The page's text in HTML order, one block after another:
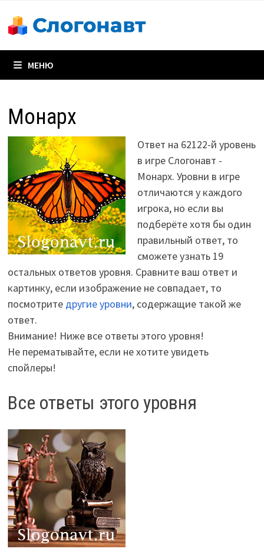
содержимому
МЕНЮ
Монарх
Ответ на 62122-й уровень
в игре Слогонавт -
Монарх. Уровни в игре
отличаются у каждого
игрока, но если вы
подберёте хотя бы один
правильный ответ, то
сможете узнать 19
остальных ответов уровня. Сравните ваш ответ и
картинку, если изображение не совпадает, то
посмотрите другие уровни, содержащие такой же
ответ.
Внимание! Ниже все ответы этого уровня!
Не перематывайте, если не хотите увидеть
спойлеры!
Все ответы этого уровня